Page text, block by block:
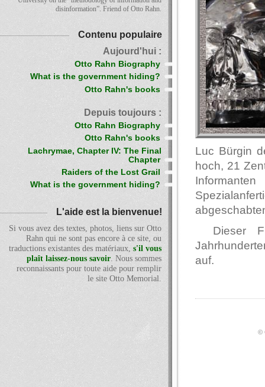
Luc Bürgin
hoch, 21
Dieser
auf.
disinformation”. Friend of Otto Rahn.
Contenu populaire
Aujourd'hui :
Otto Rahn Biography
What is the government hiding?
Otto Rahn's books
Depuis toujours :
Otto Rahn Biography
Otto Rahn's books
Lachrymae, Chapter IV: The Final
Chapter
Raiders of the Lost Grail
What is the government hiding?
L'aide est la bienvenue!
Si vous avez des textes, photos, liens sur Otto
Rahn qui ne sont pas encore à ce site, ou
traductions existantes des matériaux, s'il vous
plaît laissez-nous savoir. Nous sommes
reconnaissants pour toute aide pour remplir
le site Otto Memorial.
©